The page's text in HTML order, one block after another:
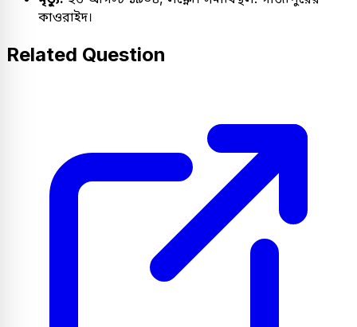
কাওরাইদ।
Related Question